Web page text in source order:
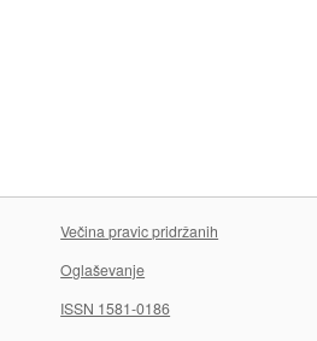
Večina pravic pridržanih
Oglaševanje
ISSN 1581-0186